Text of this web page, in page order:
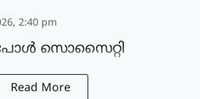
2:40 pm
സൊസൈറ്റി
Read More